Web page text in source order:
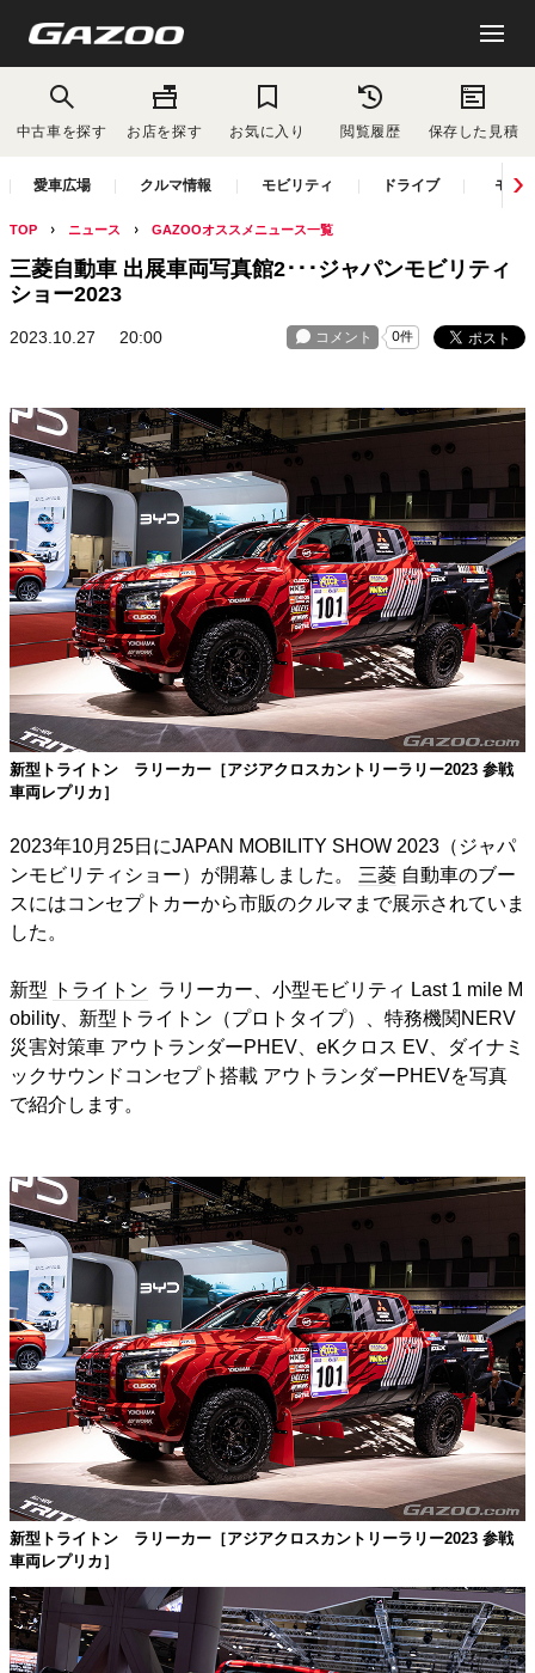
中古車を探す お店を探す お気に入り 閲覧履歴 保存した見積
愛車広場 クルマ情報 モビリティ ドライブ モー
TOP ニュース GAZOOオススメニュース一覧
三菱自動車 出展車両写真館2･･･ジャパンモビリティ
ショー2023
2023.10.27 20:00
新型トライトン ラリーカー［アジアクロスカントリーラリー2023 参戦
車両レプリカ］
2023年10月25日にJAPAN MOBILITY SHOW 2023（ジャパ
ンモビリティショー）が開幕しました。
三菱 自動車のブー
スにはコンセプトカーから市販のクルマまで展示されていま
した。
新型 トライトン ラリーカー、小型モビリティ Last 1 mile M
obility、新型トライトン（プロトタイプ）、特務機関NERV
災害対策車 アウトランダーPHEV、eKクロス EV、ダイナミ
ックサウンドコンセプト搭載 アウトランダーPHEVを写真
で紹介します。
新型トライトン ラリーカー［アジアクロスカントリーラリー2023 参戦
車両レプリカ］